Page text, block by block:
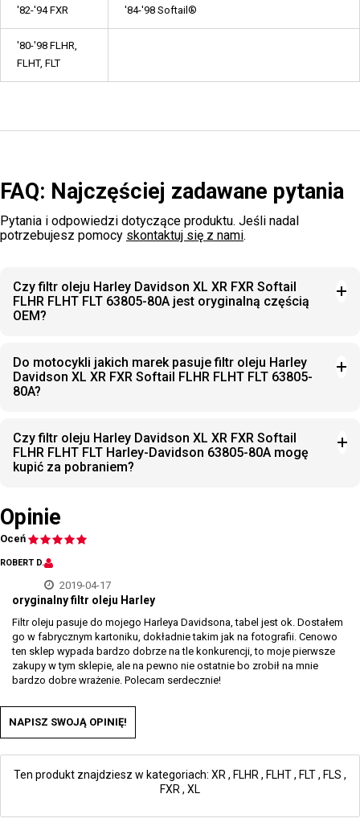
'82-'94 FXR '84-'98 Softail®
'80-'98 FLHR,
FLHT, FLT
FAQ: Najczęściej zadawane pytania
Pytania i odpowiedzi dotyczące produktu. Jeśli nadal
potrzebujesz pomocy skontaktuj się z nami.
Czy filtr oleju Harley Davidson XL XR FXR Softail
FLHR FLHT FLT 63805-80A jest oryginalną częścią
OEM?
Do motocykli jakich marek pasuje filtr oleju Harley
Davidson XL XR FXR Softail FLHR FLHT FLT 63805-
80A?
Czy filtr oleju Harley Davidson XL XR FXR Softail
FLHR FLHT FLT Harley-Davidson 63805-80A mogę
kupić za pobraniem?
Opinie
Oceń
ROBERT D.
2019-04-17
oryginalny filtr oleju Harley
Filtr oleju pasuje do mojego Harleya Davidsona, tabel jest ok. Dostałem
go w fabrycznym kartoniku, dokładnie takim jak na fotografii. Cenowo
ten sklep wypada bardzo dobrze na tle konkurencji, to moje pierwsze
zakupy w tym sklepie, ale na pewno nie ostatnie bo zrobił na mnie
bardzo dobre wrażenie. Polecam serdecznie!
NAPISZ SWOJĄ OPINIĘ!
Ten produkt znajdziesz w kategoriach: XR , FLHR , FLHT, FLT, FLS ,
FXR , XL